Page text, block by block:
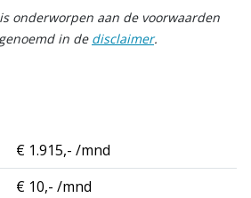
onderworpen aan de voorwaarden
in de disclaimer.
€ 1.915,- /mnd
€ 10,- /mnd